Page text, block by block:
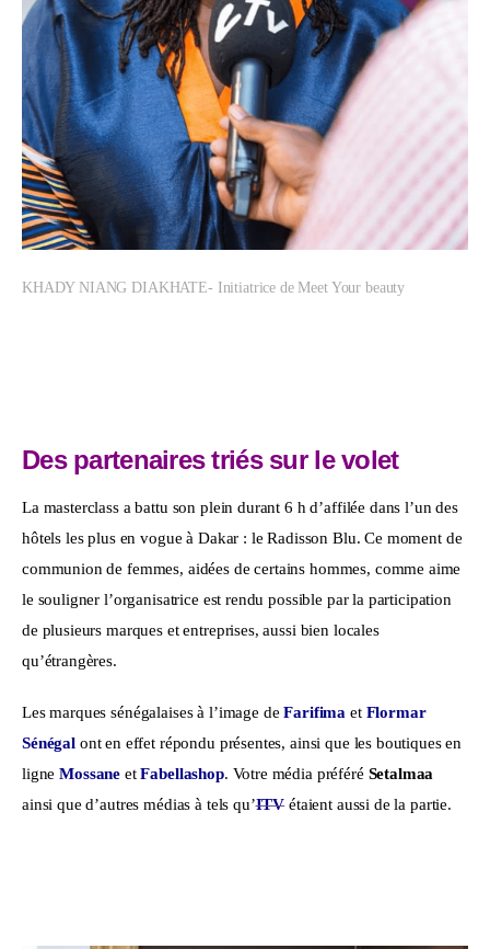
KHADY NIANG DIAKHATE- Initiatrice de Meet Your beauty
Des partenaires triés sur le volet
La masterclass a battu son plein durant 6 h d’affilée dans l’un des
hôtels les plus en vogue à Dakar : le Radisson Blu. Ce moment de
communion de femmes, aidées de certains hommes, comme aime
le souligner l’organisatrice est rendu possible par la participation
de plusieurs marques et entreprises, aussi bien locales
qu’étrangères.
Les marques sénégalaises à l’image de Farifima et Flormar
Sénégal ont en effet répondu présentes, ainsi que les boutiques en
ligne Mossane et Fabellashop. Votre média préféré Setalmaa
ainsi que d’autres médias à tels qu’ITV étaient aussi de la partie.